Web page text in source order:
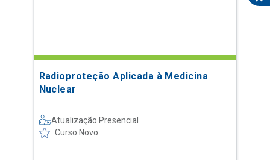
Radioproteção Aplicada à Medicina
Nuclear
Atualização Presencial
Curso Novo